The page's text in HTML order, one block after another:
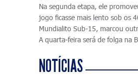
Na segunda etapa, ele
jogo ficasse mais lento sob os
Mundialito Sub-15, marcou
A quarta-feira será de folga na
NOTÍCIAS